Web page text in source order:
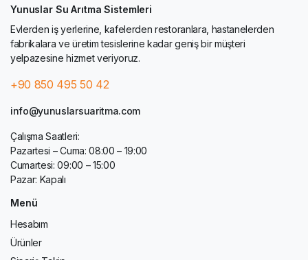
Yunuslar Su Arıtma Sistemleri
Evlerden iş yerlerine, kafelerden restoranlara, hastanelerden
fabrikalara ve üretim tesislerine kadar geniş bir müşteri
yelpazesine hizmet veriyoruz.
+90 850 495 50 42
info@yunuslarsuaritma.com
Çalışma Saatleri:
Pazartesi – Cuma: 08:00 – 19:00
Cumartesi: 09:00 – 15:00
Pazar: Kapalı
Menü
Hesabım
Ürünler